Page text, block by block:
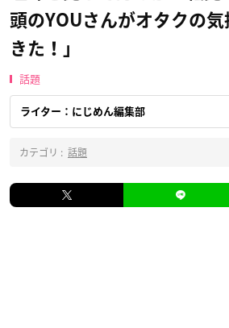
頭のYOUさんがオタクの
きた！」
話題
ライター：にじめん編集部
カテゴリ : 話題